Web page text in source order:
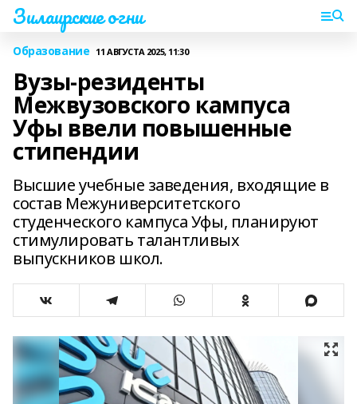
Зилаирские огни
Образование 11 АВГУСТА 2025, 11:30
Вузы-резиденты
Межвузовского кампуса
Уфы ввели повышенные
стипендии
Высшие учебные заведения, входящие в
состав Межуниверситетского
студенческого кампуса Уфы, планируют
стимулировать талантливых
выпускников школ.